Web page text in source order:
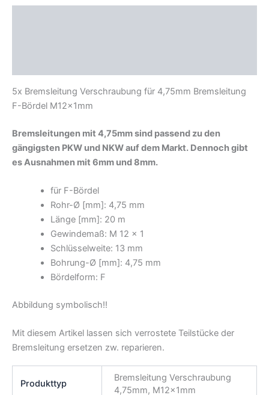
5x Bremsleitung Verschraubung für 4,75mm Bremsleitung
F-Bördel M12x1mm
Bremsleitungen mit 4,75mm sind passend zu den
gängigsten PKW und NKW auf dem Markt. Dennoch gibt
es Ausnahmen mit 6mm und 8mm.
für F-Bördel
Rohr-Ø [mm]: 4,75 mm
Länge [mm]: 20 m
Gewindemaß: M 12 x 1
Schlüsselweite: 13 mm
Bohrung-Ø [mm]: 4,75 mm
Bördelform: F
Abbildung symbolisch!!
Mit diesem Artikel lassen sich verrostete Teilstücke der
Bremsleitung ersetzen zw. reparieren.
Produkttyp
Bremsleitung Verschraubung
4,75mm, M12x1mm